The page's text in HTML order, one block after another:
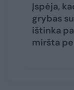
Įspėja,
grybas
ištinka
miršta